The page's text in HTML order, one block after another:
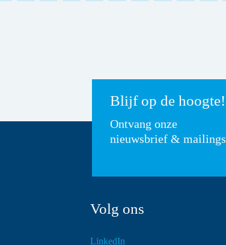
Blijf op de hoogte!
Ontvang onze
nieuwsbrief & mailings
Volg ons
LinkedIn